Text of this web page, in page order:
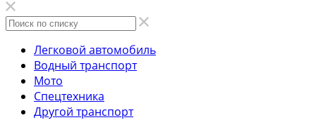
Легковой автомобиль
Водный транспорт
Мото
Спецтехника
Другой транспорт